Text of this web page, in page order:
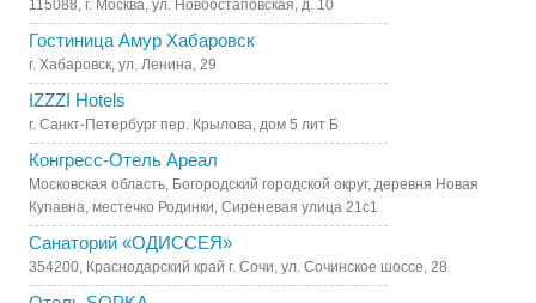
115088, г. Москва, ул. Новоостаповская, д. 10
Гостиница Амур Хабаровск
г. Хабаровск, ул. Ленина, 29
IZZZI Hotels
г. Санкт-Петербург пер. Крылова, дом 5 лит Б
Конгресс-Отель Ареал
Московская область, Богородский городской округ, деревня Новая
Купавна, местечко Родинки, Сиреневая улица 21с1
Санаторий «ОДИССЕЯ»
354200, Краснодарский край г. Сочи, ул. Сочинское шоссе, 28